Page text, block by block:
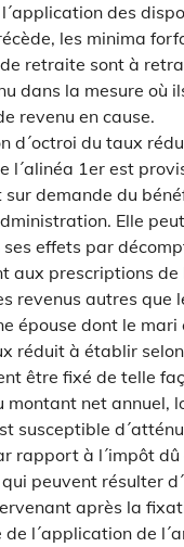
l´application des
les minima
retraite sont à
dans la mesure où
revenu en cause.
d´octroi du taux
l´alinéa 1er est
demande du
Elle
effets par
aux prescriptions de
revenus autres que
épouse dont le
réduit à établir
être fixé de telle
montant net annuel,
susceptible
rapport à l´impôt dû
peuvent résulter
après la
de l´application de